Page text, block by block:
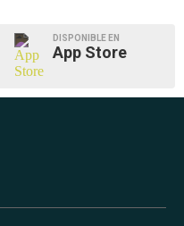
DISPONIBLE EN
App Store